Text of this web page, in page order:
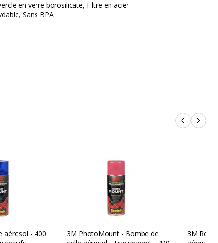
en verre borosilicate, Filtre en acier
Sans BPA
Oui
Oui
Produits
aérosol - 400
3M PhotoMount - Bombe de
3M